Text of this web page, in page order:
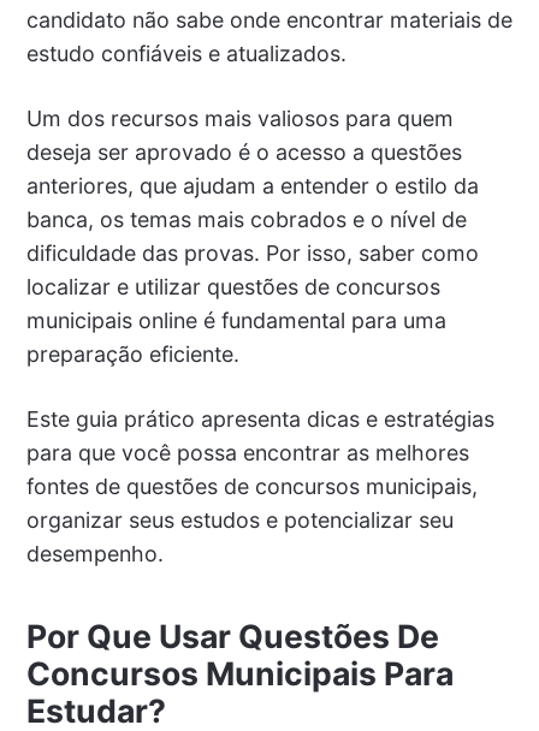
candidato não sabe onde encontrar materiais de
estudo confiáveis e atualizados.
Um dos recursos mais valiosos para quem
deseja ser aprovado é o acesso a questões
anteriores, que ajudam a entender o estilo da
banca, os temas mais cobrados e o nível de
dificuldade das provas. Por isso, saber como
localizar e utilizar questões de concursos
municipais online é fundamental para uma
preparação eficiente.
Este guia prático apresenta dicas e estratégias
para que você possa encontrar as melhores
fontes de questões de concursos municipais,
organizar seus estudos e potencializar seu
desempenho.
Por Que Usar Questões De
Concursos Municipais Para
Estudar?